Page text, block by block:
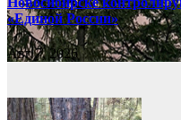
«Единой России»
Авг 7, 2026